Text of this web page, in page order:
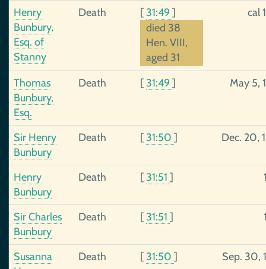
Henry
Bunbury,
Esq. of
Stanny
Death [ 31:49 ]
died 38
Hen. VIII,
aged 31
cal
Thomas
Bunbury,
Esq.
Death [ 31:49 ] May 5,
Sir Henry
Bunbury
Death [ 31:50 ] Dec. 20,
Henry
Bunbury
Death [ 31:51 ]
Sir Charles
Bunbury
Death [ 31:51 ]
Susanna
Death [ 31:50 ] Sep. 30,